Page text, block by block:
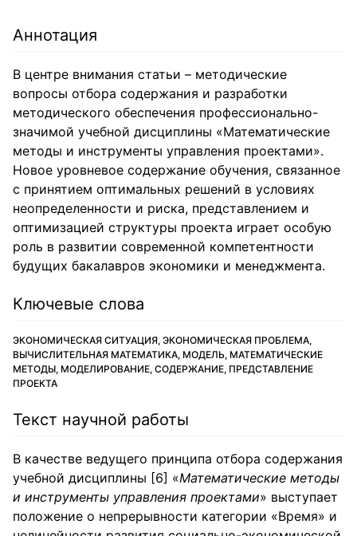
Аннотация
В центре внимания статьи – методические
вопросы отбора содержания и разработки
методического обеспечения профессионально-
значимой учебной дисциплины «Математические
методы и инструменты управления проектами».
Новое уровневое содержание обучения, связанное
с принятием оптимальных решений в условиях
неопределенности и риска, представлением и
оптимизацией структуры проекта играет особую
роль в развитии современной компетентности
будущих бакалавров экономики и менеджмента.
Ключевые слова
ЭКОНОМИЧЕСКАЯ СИТУАЦИЯ, ЭКОНОМИЧЕСКАЯ ПРОБЛЕМА,
ВЫЧИСЛИТЕЛЬНАЯ МАТЕМАТИКА, МОДЕЛЬ, МАТЕМАТИЧЕСКИЕ
МЕТОДЫ, МОДЕЛИРОВАНИЕ, СОДЕРЖАНИЕ, ПРЕДСТАВЛЕНИЕ
ПРОЕКТА
Текст научной работы
В качестве ведущего принципа отбора содержания
учебной дисциплины [6] «Математические методы
и инструменты управления проектами» выступает
положение о непрерывности категории «Время» и